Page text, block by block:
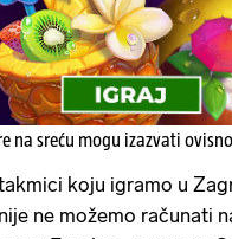
na sreću mogu izazvati
koju igramo u
ne možemo računati